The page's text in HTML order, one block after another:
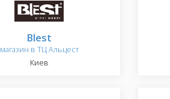
Blest
магазин в ТЦ Альцест
Киев